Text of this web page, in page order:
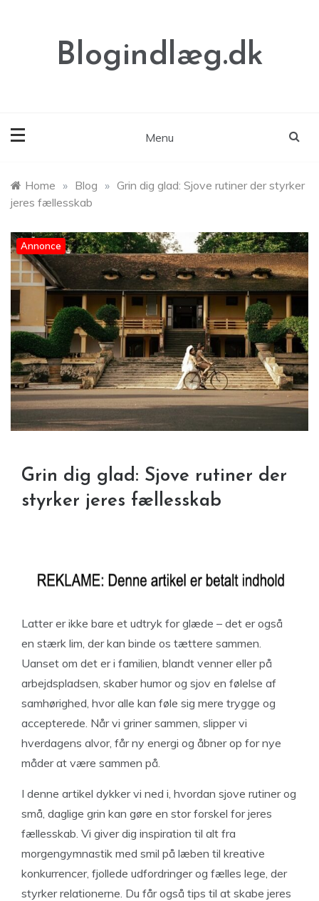
Blogindlæg.dk
Menu
Home » Blog » Grin dig glad: Sjove rutiner der styrker
jeres fællesskab
Annonce
Grin dig glad: Sjove rutiner der
styrker jeres fællesskab
Latter er ikke bare et udtryk for glæde – det er også
en stærk lim, der kan binde os tættere sammen.
Uanset om det er i familien, blandt venner eller på
arbejdspladsen, skaber humor og sjov en følelse af
samhørighed, hvor alle kan føle sig mere trygge og
accepterede. Når vi griner sammen, slipper vi
hverdagens alvor, får ny energi og åbner op for nye
måder at være sammen på.
I denne artikel dykker vi ned i, hvordan sjove rutiner og
små, daglige grin kan gøre en stor forskel for jeres
fællesskab. Vi giver dig inspiration til alt fra
morgengymnastik med smil på læben til kreative
konkurrencer, fjollede udfordringer og fælles lege, der
styrker relationerne. Du får også tips til at skabe jeres